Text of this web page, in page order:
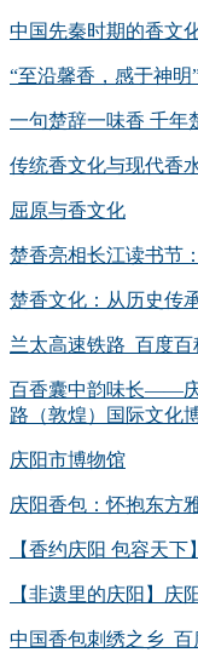
中国先秦时期的香文
“至沿馨香，感于神
一句楚辞一味香 千年
传统香文化与现代香
屈原与香文化
楚香亮相长江读书节
楚香文化：从历史传
兰太高速铁路_百度百
百香囊中韵味长——庆
路（敦煌）国际文化
庆阳市博物馆
庆阳香包：怀抱东方
【香约庆阳 包容天
【非遗里的庆阳】庆
中国香包刺绣之乡_百